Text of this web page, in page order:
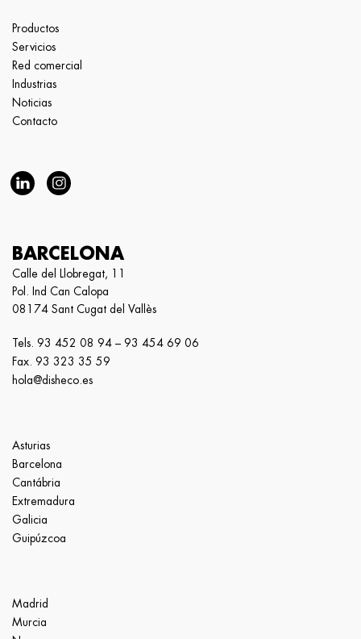
Productos
Servicios
Red comercial
Industrias
Noticias
Contacto
BARCELONA
Calle del Llobregat, 11
Pol. Ind Can Calopa
08174 Sant Cugat del Vallès
Tels. 93 452 08 94 – 93 454 69 06
Fax. 93 323 35 59
hola@disheco.es
Asturias
Barcelona
Cantábria
Extremadura
Galicia
Guipúzcoa
Madrid
Murcia